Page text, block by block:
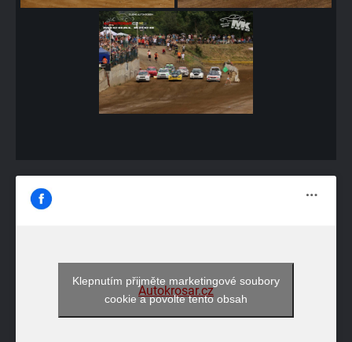
Autokrosar.cz
Klepnutím přijměte marketingové soubory
cookie a povolte tento obsah